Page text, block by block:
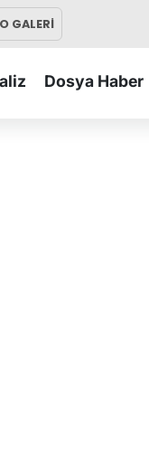
GALERİ
Dosya Haber